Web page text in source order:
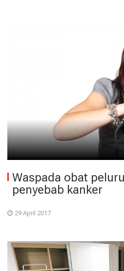
Waspada obat
penyebab kanker
29 April 2017